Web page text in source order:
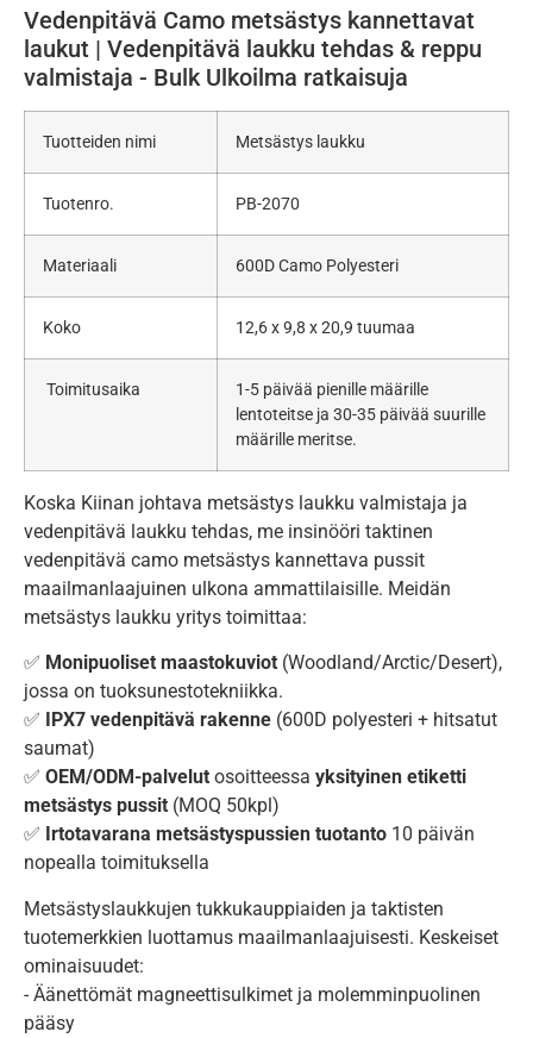
Vedenpitävä Camo metsästys kannettavat
laukut | Vedenpitävä laukku tehdas & reppu
valmistaja - Bulk Ulkoilma ratkaisuja
Tuotteiden nimi Metsästys laukku
Tuotenro. PB-2070
Materiaali 600D Camo Polyesteri
Koko 12,6 x 9,8 x 20,9 tuumaa
Toimitusaika
1-5 päivää pienille määrille
lentoteitse ja 30-35 päivää suurille
määrille meritse.
Koska Kiinan johtava metsästys laukku valmistaja ja
vedenpitävä laukku tehdas, me insinööri taktinen
vedenpitävä camo metsästys kannettava pussit
maailmanlaajuinen ulkona ammattilaisille. Meidän
metsästys laukku yritys toimittaa:
✅ Monipuoliset maastokuviot (Woodland/Arctic/Desert),
jossa on tuoksunestotekniikka.
✅
IPX7 vedenpitävä rakenne (600D polyesteri + hitsatut
saumat)
✅ OEM/ODM-palvelut osoitteessa yksityinen etiketti
metsästys pussit (MOQ 50kpl)
✅ Irtotavarana metsästyspussien tuotanto 10 päivän
nopealla toimituksella
Metsästyslaukkujen tukkukauppiaiden ja taktisten
tuotemerkkien luottamus maailmanlaajuisesti. Keskeiset
ominaisuudet:
- Äänettömät magneettisulkimet ja molemminpuolinen
pääsy